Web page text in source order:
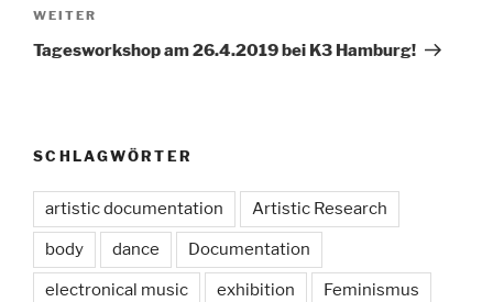
Nächster
Beitrag
WEITER
Tagesworkshop am 26.4.2019 bei K3 Hamburg!
SCHLAGWÖRTER
artistic documentation Artistic Research
body dance Documentation
electronical music exhibition Feminismus